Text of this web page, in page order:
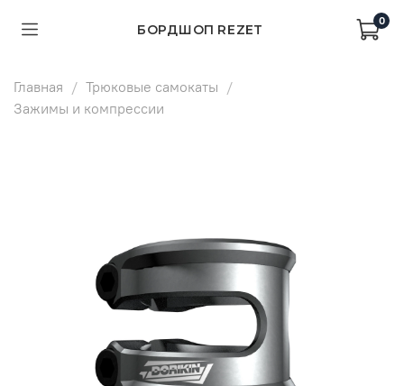
БОРДШОП REZET
0
Главная
Трюковые самокаты
Зажимы и компрессии